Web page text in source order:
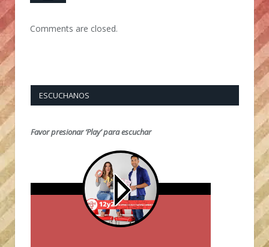
Comments are closed.
ESCUCHANOS
Favor presionar ‘Play’ para escuchar